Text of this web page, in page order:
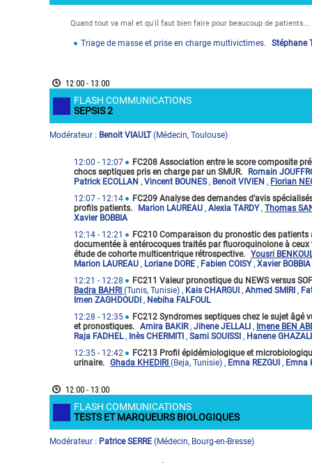
Quand tout va mal et qu'il faut bien faire pour beaucoup de
Triage de masse et prise en charge multivictimes. Stéphane
12:00 - 13:00
FLASH COMMUNICATIONS
SEPSIS 2
Modérateur : Benoit VIAULT(Médecin, Toulouse)
12:00 - 12:07
FC208 Association entre le score composite
chocs septiques pris en charge par un SMUR.
Romain
Patrick ECOLLAN , Vincent BOUNES, Benoit VIVIEN , Florian
12:07 - 12:14
FC209 Analyse des demandes d’avis
profils patients.
Marion LAUREAU , Alexia TARDY, Thomas
Xavier BOBBIA
12:14 - 12:21
FC210 Comparaison du pronostic des
documentée à entérocoques traités par fluoroquinolone à
étude de cohorte multicentrique rétrospective. Yousri
Marion LAUREAU , Loriane DORE , Fabien COISY, Xavier BOBBIA
12:21 - 12:28
FC211 Valeur pronostique du NEWS versus
Badra BAHRI (Tunis, Tunisie) , Kais CHARGUI , Ahmed SMIRI ,
Imen ZAGHDOUDI , Nebiha FALFOUL
12:28 - 12:35
FC212 Syndromes septiques chez le sujet âgé
et pronostiques. Amira BAKIR, Jihene JELLALI , Imene BEN
Raja FADHEL, Inès CHERMITI , Sami SOUISSI , Hanene GHAZALI
12:35 - 12:42
FC213 Profil épidémiologique et
urinaire. Ghada KHEDIRI (Beja, Tunisie) , Emna REZGUI , Emna
12:00 - 13:00
FLASH COMMUNICATIONS
TESTS ET MARQUEURS BIOLOGIQUES
Modérateur : Patrice SERRE (Médecin, Bourg-en-Bresse)